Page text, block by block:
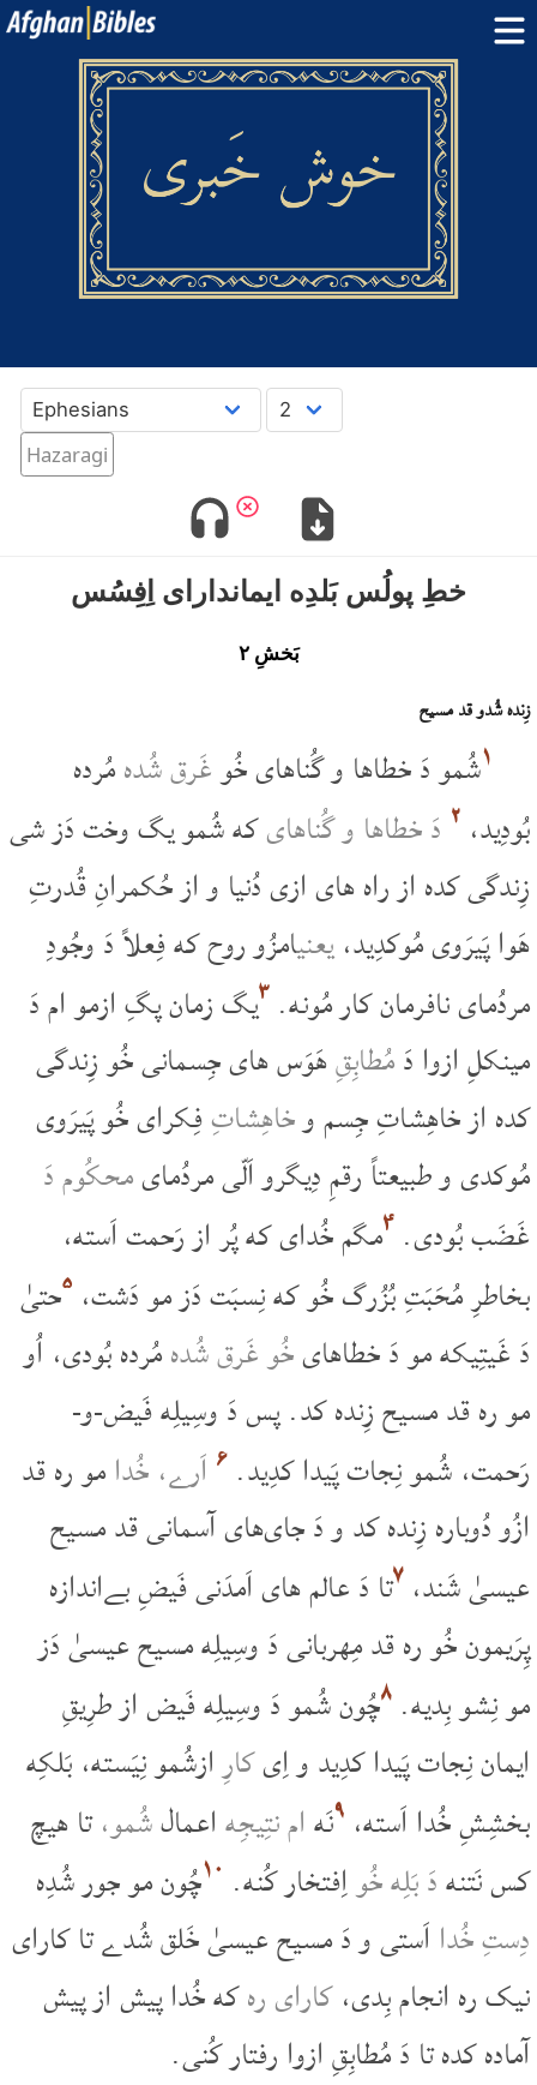
Home
Pashto Bibles
Others: Balochi Hazaragi Turkmen
Hazaragi
خطِ پولُس بَلدِه ایماندارای اِفِسُس
بَخشِ ۲
زِنده شُدو قد مسیح
۱شُمو دَ خطاها و گُناهای خُوغَرق شُدهمُرده
بُودِید، ۲ دَ خطاها و گُناهایکه شُمو یگ وخت دَز شی
زِندگی کده از راه های ازی دُنیا و از حُکمرانِ قُدرتِ
هَوا پَیرَوی مُوکدِید،یعنیامزُو روح که فِعلاً دَ وجُودِ
مردُمای نافرمان کار مُونه.۳یگ زمان پگِ ازمو ام دَ
مینکلِ ازوا دَمُطابِقِهَوَس های جِسمانی خُو زِندگی
کده از خاهِشاتِ جِسم وخاهِشاتِفِکرای خُو پَیرَوی
مُوکدی و طبیعتاً رقمِ دِیگرو اَلّی مردُمایمحکُوم دَ
غَضَب بُودی.۴مگم خُدای که پُر از رَحمت اَسته،
بخاطرِ مُحَبَتِ بُزُرگ خُو که نِسبَت دَز مو دَشت، ۵حتیٰ
دَ غَیتِیکه مو دَ خطاهایخُو غَرق شُدهمُرده بُودی، اُو
مو ره قد مسیح زِنده کد. پس دَ وسِیلِه فَیض-و-
رَحمت، شُمو نِجات پَیدا کدِید.۶ اَرے، خُدامو ره قد
ازُو دُوباره زِنده کد و دَ جای‌های آسمانی قد مسیح
عیسیٰ شَند،۷تا دَ عالم های اَمدَنی فَیضِ بےاندازه
پِرَیمون خُو ره قد مِهربانی دَ وسِیلِه مسیح عیسیٰ دَز
مو نِشو بِدیه.۸چُون شُمو دَ وسِیلِه فَیض از طرِیقِ
ایمان نِجات پَیدا کدِید و اِیکارِازشُمو نِیَسته، بَلکِه
بخشِشِ خُدا اَسته، ۹نَهام نتِیجِهاعمالشُمو،تا هیچ
کس نَتنهدَ بَلِه خُواِفتخار کُنه. ۱۰چُون مو جور شُدِه
دِستِ خُدا اَستی و دَ مسیح عیسیٰ خَلق شُدے تا کارای
نیک ره انجام بِدی،کارای رهکه خُدا پیش از پیش
آماده کده تا دَ مُطابِقِ ازوا رفتار کُنی.